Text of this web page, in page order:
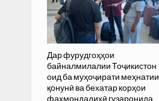
Дар фурудгоҳҳои
байналмилалии Тоҷикистон
оид ба муҳоҷирати меҳнатии
қонунӣ ва бехатар корҳои
фаҳмондадиҳӣ гузаронида